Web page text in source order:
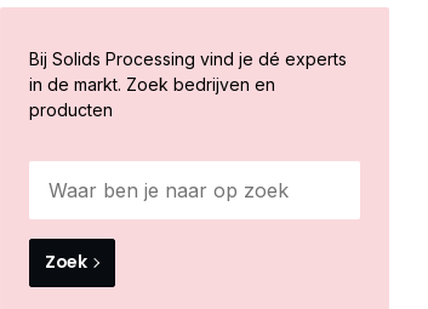
Bij Solids Processing vind je dé experts
in de markt. Zoek bedrijven en
producten
Zoek